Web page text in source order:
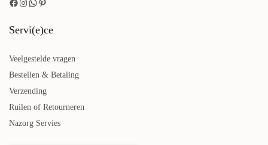
Servi(e)ce
Veelgestelde vragen
Bestellen & Betaling
Verzending
Ruilen of Retourneren
Nazorg Servies